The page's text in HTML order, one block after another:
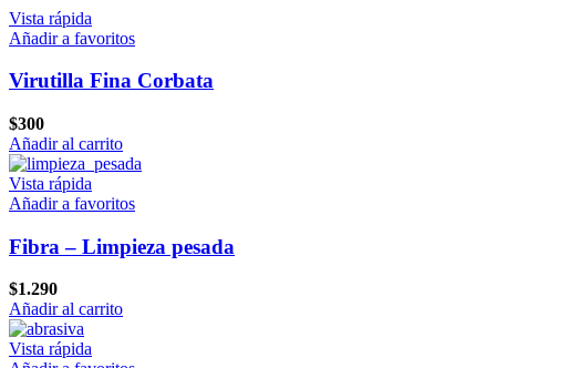
Vista rápida
Añadir a favoritos
Virutilla Fina Corbata
$300
Añadir al carrito
Vista rápida
Añadir a favoritos
Fibra – Limpieza pesada
$1.290
Añadir al carrito
Vista rápida